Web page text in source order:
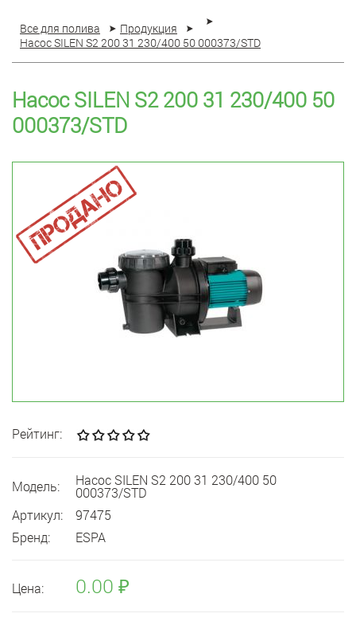
Все для полива
Продукция
Насос SILEN S2 200 31 230/400 50 000373/STD
Насос SILEN S2 200 31 230/400 50
000373/STD
Рейтинг:
Модель: Насос SILEN S2 200 31 230/400 50
000373/STD
Артикул:
97475
Бренд:
ESPA
Цена: 0.00 ₽